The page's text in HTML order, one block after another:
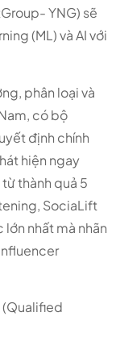
YNG) sẽ
(ML) và AI với
phân loại và
có bộ
định chính
hiện ngay
thành quả 5
SociaLift
nhất mà nhãn